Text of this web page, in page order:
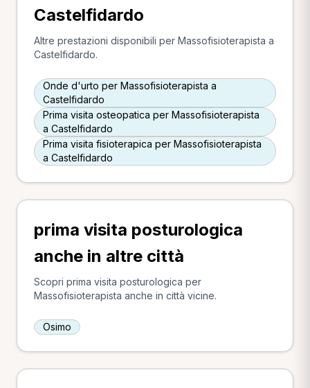
Castelfidardo
Altre prestazioni disponibili per Massofisioterapista a
Castelfidardo.
Onde d'urto per Massofisioterapista a
Castelfidardo
Prima visita osteopatica per Massofisioterapista
a Castelfidardo
Prima visita fisioterapica per Massofisioterapista
a Castelfidardo
prima visita posturologica
anche in altre città
Scopri prima visita posturologica per
Massofisioterapista anche in città vicine.
Osimo